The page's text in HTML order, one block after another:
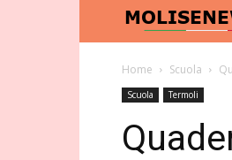
Home Scuola
Scuola Termoli